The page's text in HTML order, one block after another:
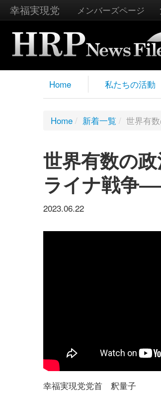
幸福実現党 メンバーズページ
Home 私たちの活動
Home / 新着一覧 / 世界有
世界有数の
ライナ戦争
2023.06.22
幸福実現党党首 釈量子